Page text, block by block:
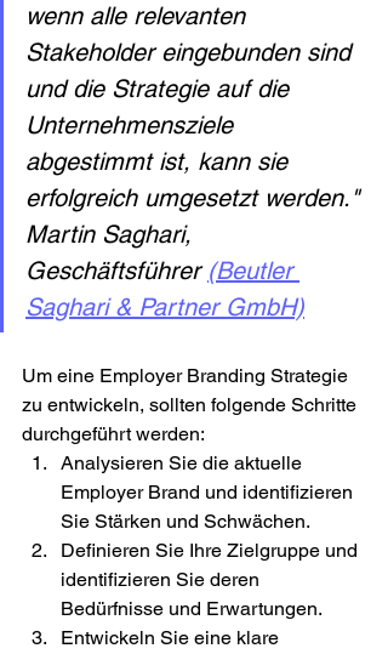
wenn alle relevanten
Stakeholder eingebunden sind
und die Strategie auf die
Unternehmensziele
abgestimmt ist, kann sie
erfolgreich umgesetzt werden."
Martin Saghari,
Geschäftsführer (Beutler
Saghari & Partner GmbH)
Um eine Employer Branding Strategie
zu entwickeln, sollten folgende Schritte
durchgeführt werden:
Analysieren Sie die aktuelle
Employer Brand und identifizieren
Sie Stärken und Schwächen.
Definieren Sie Ihre Zielgruppe und
identifizieren Sie deren
Bedürfnisse und Erwartungen.
Entwickeln Sie eine klare